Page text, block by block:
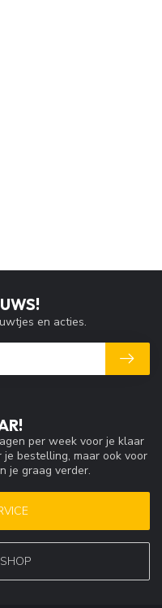
per week voor je klaar
bestelling, maar ook voor
je graag verder.
en acties.